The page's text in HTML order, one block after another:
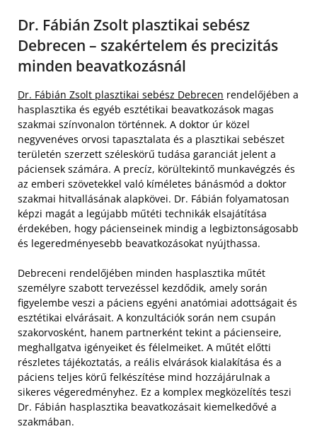
Dr. Fábián Zsolt plasztikai sebész
Debrecen – szakértelem és precizitás
minden beavatkozásnál
Dr. Fábián Zsolt plasztikai sebész Debrecen rendelőjében a
hasplasztika és egyéb esztétikai beavatkozások magas
szakmai színvonalon történnek. A doktor úr közel
negyvenéves orvosi tapasztalata és a plasztikai sebészet
területén szerzett széleskörű tudása garanciát jelent a
páciensek számára. A precíz, körültekintő munkavégzés és
az emberi szövetekkel való kíméletes bánásmód a doktor
szakmai hitvallásának alapkövei. Dr. Fábián folyamatosan
képzi magát a legújabb műtéti technikák elsajátítása
érdekében, hogy pácienseinek mindig a legbiztonságosabb
és legeredményesebb beavatkozásokat nyújthassa.
Debreceni rendelőjében minden hasplasztika műtét
személyre szabott tervezéssel kezdődik, amely során
figyelembe veszi a páciens egyéni anatómiai adottságait és
esztétikai elvárásait. A konzultációk során nem csupán
szakorvosként, hanem partnerként tekint a pácienseire,
meghallgatva igényeiket és félelmeiket. A műtét előtti
részletes tájékoztatás, a reális elvárások kialakítása és a
páciens teljes körű felkészítése mind hozzájárulnak a
sikeres végeredményhez. Ez a komplex megközelítés teszi
Dr. Fábián hasplasztika beavatkozásait kiemelkedővé a
szakmában.